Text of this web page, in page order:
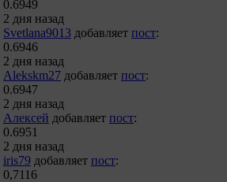
0.6949
2 дня назад
Svetlana9013 добавляет пост:
0.6946
2 дня назад
Alekskm27 добавляет пост:
0.6947
2 дня назад
Алексей добавляет пост:
0.6951
2 дня назад
iris79 добавляет пост:
0,7116